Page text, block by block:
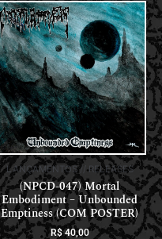
LANÇAMENTOS // RELEASES
(NPCD-047) Mortal
Embodiment – Unbounded
Emptiness (COM POSTER)
R$40,00